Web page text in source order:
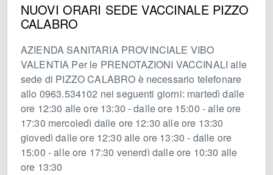
NUOVI ORARI SEDE VACCINALE PIZZO
CALABRO
AZIENDA SANITARIA PROVINCIALE VIBO
VALENTIA Per le PRENOTAZIONI VACCINALI alle
sede di PIZZO CALABRO è necessario telefonare
allo 0963.534102 nei seguenti giorni: martedì dalle
ore 12:30 alle ore 13:30 - dalle ore 15:00 - alle ore
17:30 mercoledì dalle ore 12:30 alle ore 13:30
giovedì dalle ore 12:30 alle ore 13:30 - dalle ore
15:00 - alle ore 17:30 venerdì dalle ore 10:30 alle
ore 13:30